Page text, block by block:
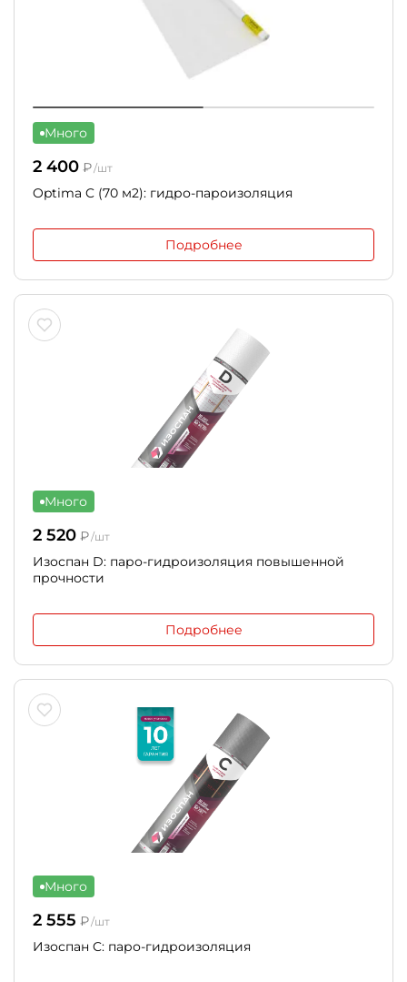
Много
2 400 ₽/шт
Optima C (70 м2): гидро-пароизоляция
Подробнее
Много
2 520 ₽/шт
Изоспан D: паро-гидроизоляция повышенной
прочности
Подробнее
Много
2 555 ₽/шт
Изоспан C: паро-гидроизоляция